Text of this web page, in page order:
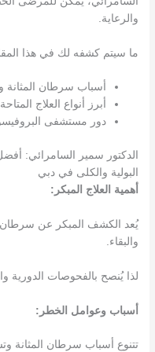
والرعاية.
ما سيتم كشفه لك في هذا
أسباب سرطان المثانة
أبرز أنواع العلاج
دور مستشفى
الدكتور سمير السامرائي:
البولية والكلى في دبي
أهمية العلاج المبكر:
يُعد الكشف المبكر عن سرطان
والبقاء.
لذا يُنصح بالفحوصات الدورية
أسباب وعوامل الخطر:
تتنوع أسباب سرطان المثانة